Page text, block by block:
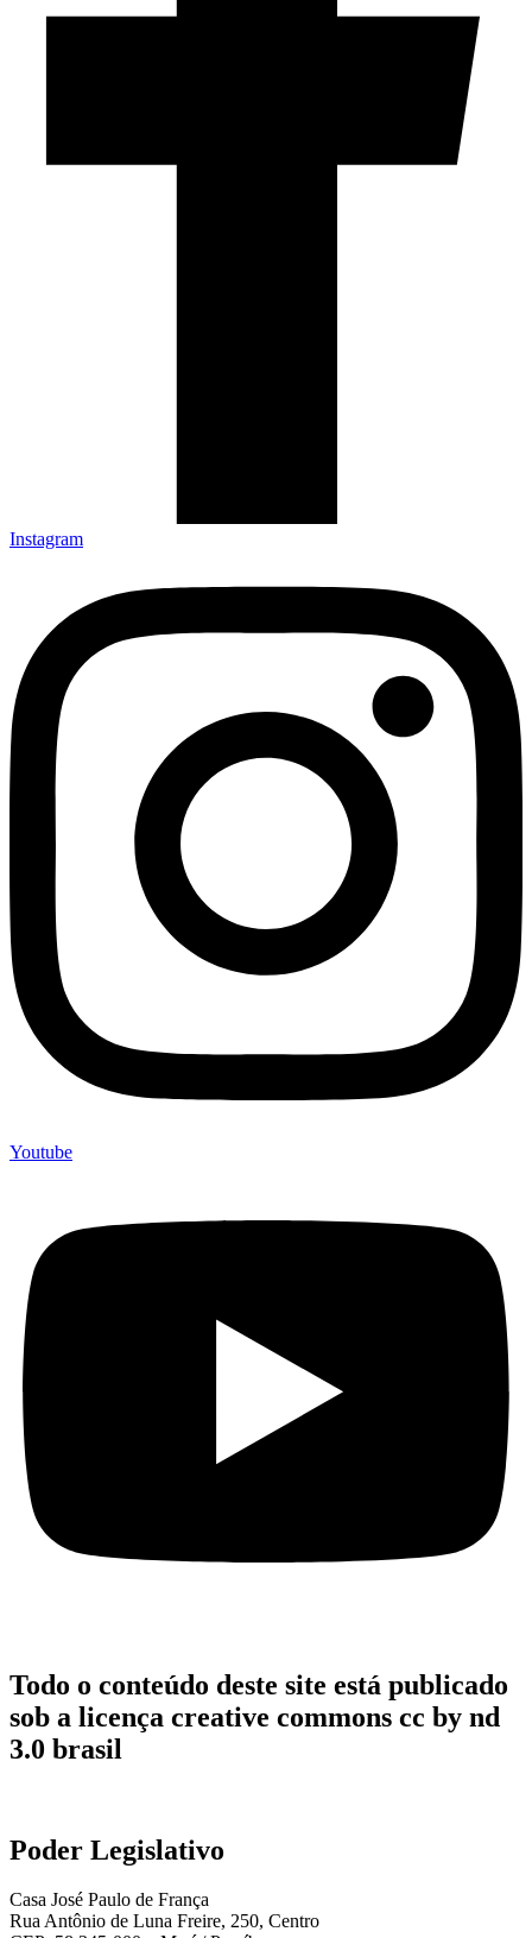
Instagram
Youtube
Todo o conteúdo deste site está publicado
sob a licença creative commons cc by nd
3.0 brasil
Poder Legislativo
Casa José Paulo de França
Rua Antônio de Luna Freire, 250, Centro